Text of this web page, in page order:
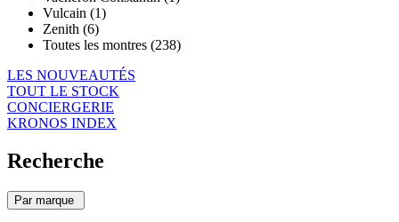
Vulcain (1)
Zenith (6)
Toutes les montres (238)
LES NOUVEAUTÉS
TOUT LE STOCK
CONCIERGERIE
KRONOS INDEX
Recherche
Par marque